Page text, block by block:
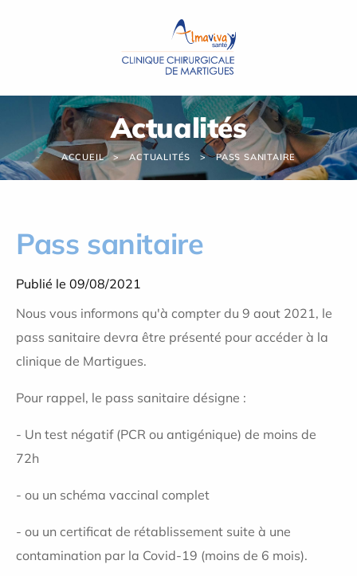
Actualités
ACCUEIL ACTUALITÉS PASS SANITAIRE
Pass sanitaire
Publié le 09/08/2021
Nous vous informons qu'à compter du 9 aout 2021, le
pass sanitaire devra être présenté pour accéder à la
clinique de Martigues.
Pour rappel, le pass sanitaire désigne :
- Un test négatif (PCR ou antigénique) de moins de
72h
- ou un schéma vaccinal complet
- ou un certificat de rétablissement suite à une
contamination par la Covid-19 (moins de 6 mois).